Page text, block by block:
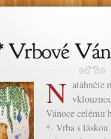
N atáhněte
Vánoce celému
*- Vrba s